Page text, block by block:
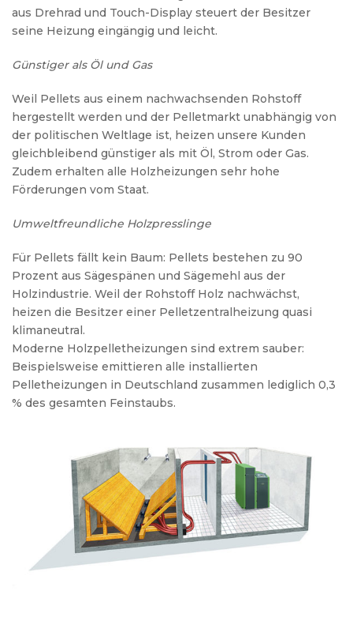
aus Drehrad und Touch-Display steuert der Besitzer
seine Heizung eingängig und leicht.
Günstiger als Öl und Gas
Weil Pellets aus einem nachwachsenden Rohstoff
hergestellt werden und der Pelletmarkt unabhängig von
der politischen Weltlage ist, heizen unsere Kunden
gleichbleibend günstiger als mit Öl, Strom oder Gas.
Zudem erhalten alle Holzheizungen sehr hohe
Förderungen vom Staat.
Umweltfreundliche Holzpresslinge
Für Pellets fällt kein Baum: Pellets bestehen zu 90
Prozent aus Sägespänen und Sägemehl aus der
Holzindustrie. Weil der Rohstoff Holz nachwächst,
heizen die Besitzer einer Pelletzentralheizung quasi
klimaneutral.
Moderne Holzpelletheizungen sind extrem sauber:
Beispielsweise emittieren alle installierten
Pelletheizungen in Deutschland zusammen lediglich 0,3
% des gesamten Feinstaubs.